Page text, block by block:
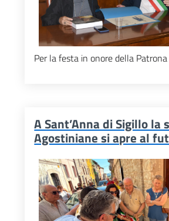
Per la festa in onore della Patrona
A Sant’Anna di Sigillo la
Agostiniane si apre al